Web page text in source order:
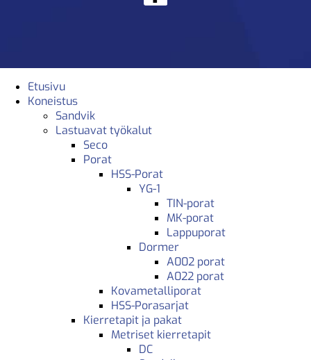
Etusivu
Koneistus
Sandvik
Lastuavat työkalut
Seco
Porat
HSS-Porat
YG-1
TIN-porat
MK-porat
Lappuporat
Dormer
A002 porat
A022 porat
Kovametalliporat
HSS-Porasarjat
Kierretapit ja pakat
Metriset kierretapit
DC